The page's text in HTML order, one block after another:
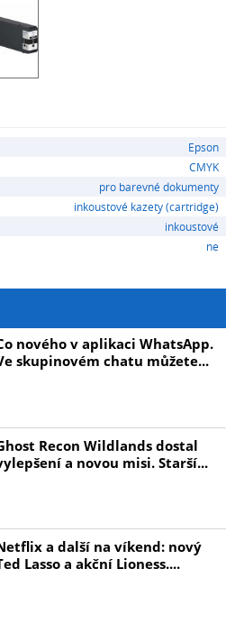
Epson
CMYK
pro barevné dokumenty
inkoustové kazety (cartridge)
inkoustové
ne
nového v aplikaci WhatsApp.
skupinovém chatu můžete...
Recon Wildlands dostal
a novou misi. Starší...
a další na víkend: nový
Lasso a akční Lioness....